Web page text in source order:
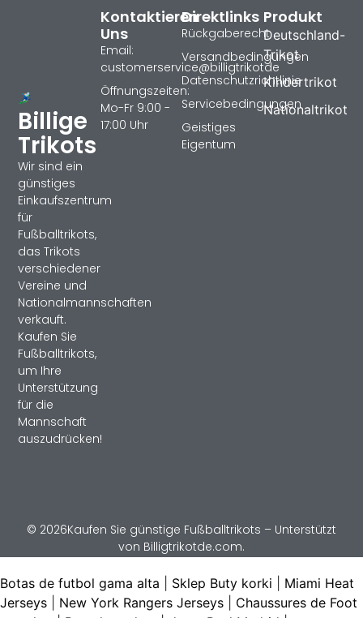
Billige
Trikots
Wir sind ein
günstiges
Einkaufszentrum
für
Fußballtrikots,
das Trikots
verschiedener
Vereine und
Nationalmannschaften
verkauft.
Kaufen Sie
Fußballtrikots,
um Ihre
Unterstützung
für die
Mannschaft
auszudrücken!
Produkt
Deutschland-
Trikot
Kindertrikot
Nationaltrikot
Direktlinks
Rückgaberecht
Versandbedingungen
Datenschutzrichtlinie
Servicebedingungen
Geistiges
Eigentum
Kontaktieren
Uns
Email:
customerservice@billigtrikotde
Öffnungszeiten:
Mo-Fr 9:00 -
17:00 Uhr
© 2026Kaufen Sie günstige Fußballtrikots – Unterstützt
von Billigtrikotde.com.
Botas de futbol gama alta Sklep Buty korki
Miami Heat
Jerseys
New York Rangers Jerseys
Chaussures de Foot